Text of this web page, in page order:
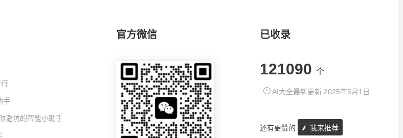
手
避坑的智能小助手
官方微信 已收录
121090 个
AI大全最新更新 2025年5月1日
还有更赞的 我来推荐